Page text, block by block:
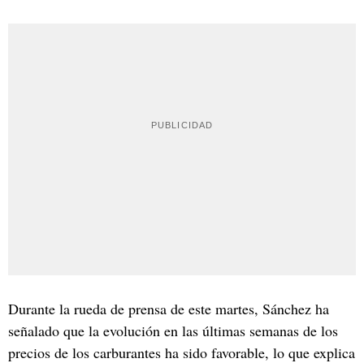
Durante la rueda de prensa de este martes, Sánchez ha
señalado que la evolución en las últimas semanas de los
precios de los carburantes ha sido favorable, lo que explica